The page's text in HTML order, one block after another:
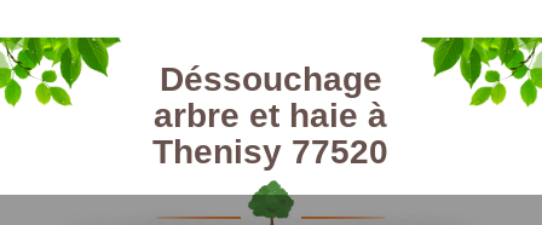
Déssouchage
arbre et haie à
Thenisy 77520